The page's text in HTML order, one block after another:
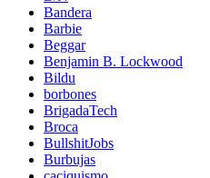
Bandera
Barbie
Beggar
Benjamin B. Lockwood
Bildu
borbones
BrigadaTech
Broca
BullshitJobs
Burbujas